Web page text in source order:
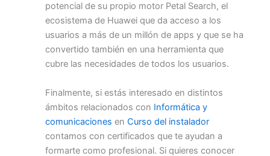
potencial de su propio motor Petal Search, el
ecosistema de Huawei que da acceso a los
usuarios a más de un millón de apps y que se ha
convertido también en una herramienta que
cubre las necesidades de todos los usuarios.
Finalmente, si estás interesado en distintos
ámbitos relacionados con Informática y
comunicaciones en Curso del instalador
contamos con certificados que te ayudan a
formarte como profesional. Si quieres conocer